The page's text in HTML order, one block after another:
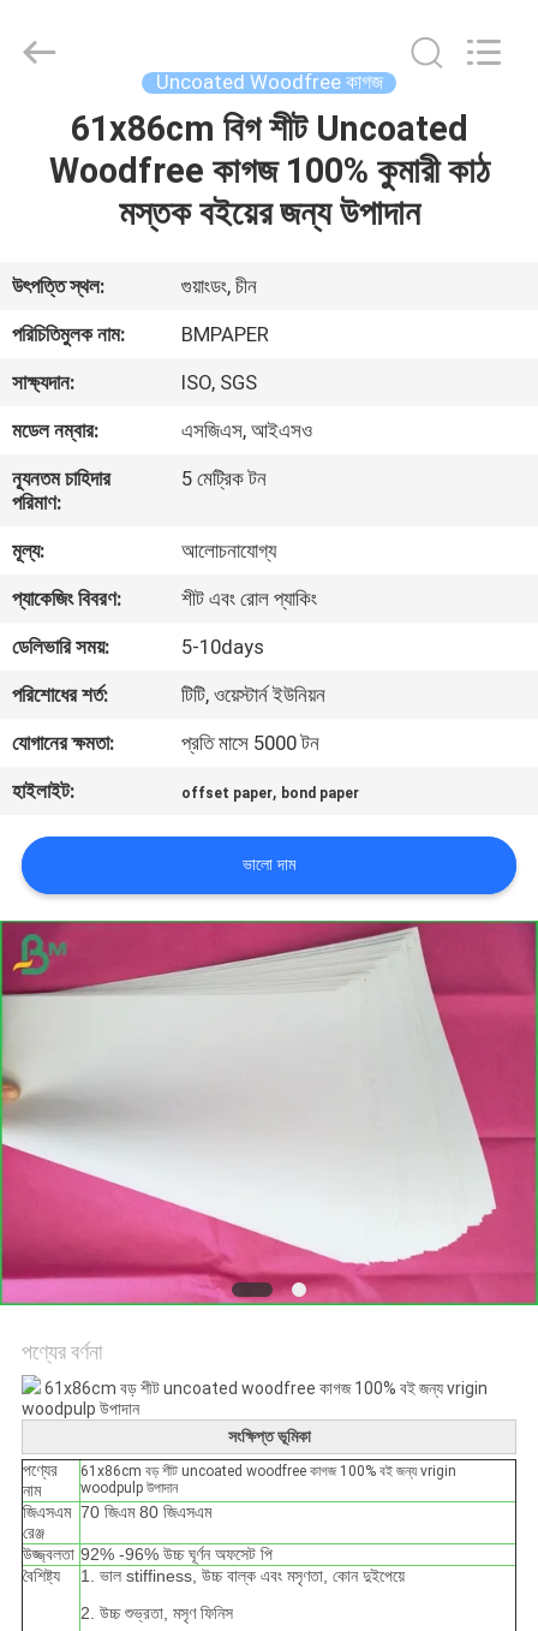
আমাদের
সম্বন্ধে
কারখানা
পরিদর্শন
নিয়ন্ত্রণ
আমাদের
সাথে
যোগাযোগ
খবর
মামলা
সাইট
ম্যাপ
গোপনীয়তা
নীতি
CO.,LTD.
Uncoated Woodfree কাগজ
61x86cm বিগ শীট Uncoated
Woodfree কাগজ 100% কুমারী কাঠ
মস্তক বইয়ের জন্য উপাদান
উৎপত্তি স্থল:
গুয়াংডং, চীন
পরিচিতিমুলক নাম:
BMPAPER
সাক্ষ্যদান:
ISO, SGS
মডেল নম্বার:
এসজিএস, আইএসও
ন্যূনতম চাহিদার
পরিমাণ:
5 মেট্রিক টন
মূল্য:
আলোচনাযোগ্য
প্যাকেজিং বিবরণ:
শীট এবং রোল প্যাকিং
ডেলিভারি সময়:
5-10days
পরিশোধের শর্ত:
টিটি, ওয়েস্টার্ন ইউনিয়ন
যোগানের ক্ষমতা:
প্রতি মাসে 5000 টন
হাইলাইট:
offset paper, bond paper
ভালো দাম
পণ্যের বর্ণনা
61x86cm বড় শীট uncoated woodfree কাগজ 100% বই জন্য vrigin
woodpulp উপাদান
সংক্ষিপ্ত ভূমিকা
পণ্যের
নাম
61x86cm বড় শীট uncoated woodfree কাগজ 100% বই জন্য vrigin
woodpulp উপাদান
জিএসএম
রেঞ্জ
70 জিএম 80 জিএসএম
উজ্জ্বলতা 92% -96% উচ্চ ঘূর্ণন অফসেট পি
বৈশিষ্ট্য
1. ভাল stiffiness, উচ্চ বাল্ক এবং মসৃণতা, কোন দুইপেয়ে
2. উচ্চ শুভ্রতা, মসৃণ ফিনিস